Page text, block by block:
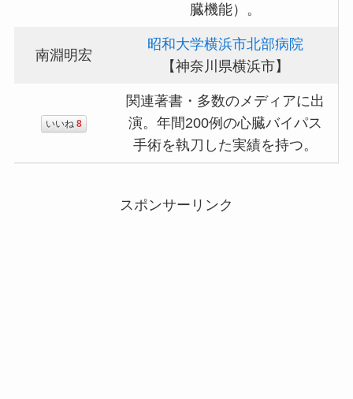
臓機能）。
南淵明宏
昭和大学横浜市北部病院
【神奈川県横浜市】
いいね 8
関連著書・多数のメディアに出
演。年間200例の心臓バイパス
手術を執刀した実績を持つ。
スポンサーリンク